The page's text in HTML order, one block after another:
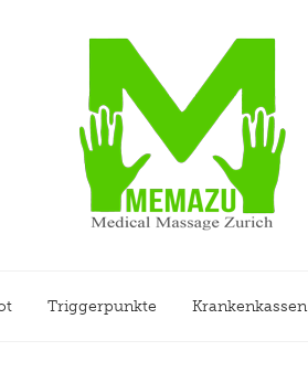
Triggerpunkte Krankenkassen